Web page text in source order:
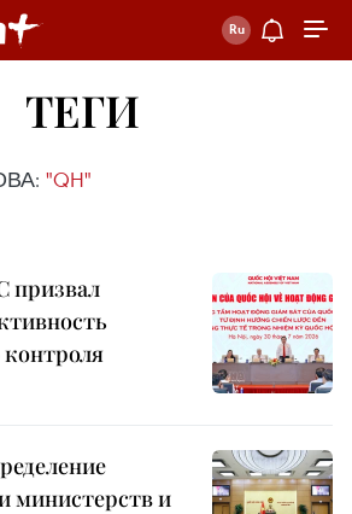
ТЕГИ
"QH"
призвал
министерств и